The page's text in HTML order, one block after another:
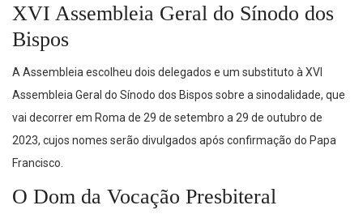
XVI Assembleia Geral do Sínodo dos
Bispos
A Assembleia escolheu dois delegados e um substituto à XVI
Assembleia Geral do Sínodo dos Bispos sobre a sinodalidade, que
vai decorrer em Roma de 29 de setembro a 29 de outubro de
2023, cujos nomes serão divulgados após confirmação do Papa
Francisco.
O Dom da Vocação Presbiteral